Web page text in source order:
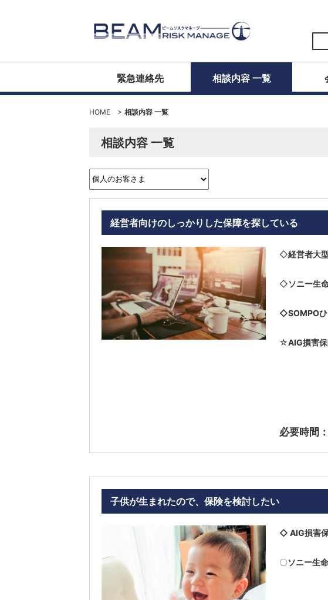
緊急連絡先 相談内容 一覧
HOME > 相談内容 一覧
相談内容 一覧
経営者向けのしっかりした保障を探している
◇経営者大
◇ソニー生
◇SOMPOひ
☆AIG損害
必要時間
子供が生まれたので、保険を検討したい
◇ AIG損害
〇ソニー生